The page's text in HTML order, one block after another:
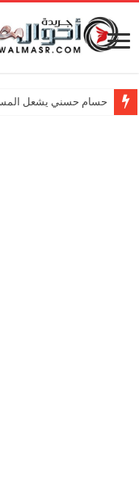
حسام حسني يشعل